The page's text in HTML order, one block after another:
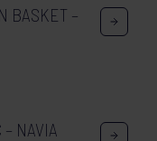
BASKET –
NAVIA